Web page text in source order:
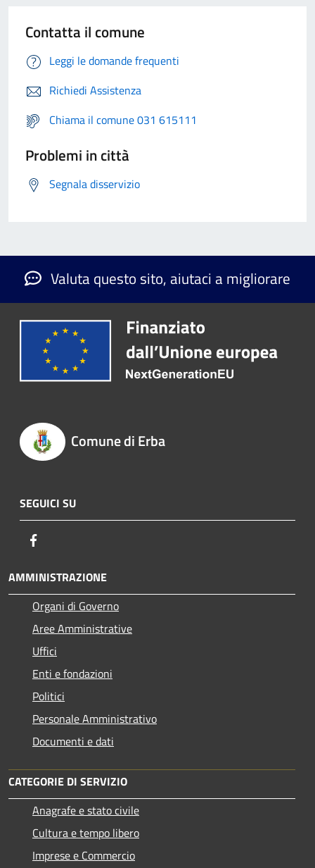
Contatta il comune
Leggi le domande frequenti
Richiedi Assistenza
Chiama il comune 031 615111
Problemi in città
Segnala disservizio
Valuta questo sito, aiutaci a migliorare
Comune di Erba
SEGUICI SU
AMMINISTRAZIONE
Organi di Governo
Aree Amministrative
Uffici
Enti e fondazioni
Politici
Personale Amministrativo
Documenti e dati
CATEGORIE DI SERVIZIO
Anagrafe e stato civile
Cultura e tempo libero
Imprese e Commercio